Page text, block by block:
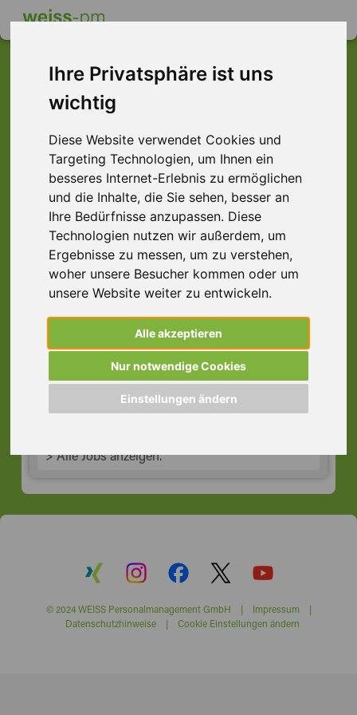
Ihre Privatsphäre ist uns
wichtig
Diese Website verwendet Cookies und
Targeting Technologien, um Ihnen ein
besseres Internet-Erlebnis zu ermöglichen
und die Inhalte, die Sie sehen, besser an
Ihre Bedürfnisse anzupassen. Diese
Technologien nutzen wir außerdem, um
Ergebnisse zu messen, um zu verstehen,
woher unsere Besucher kommen oder um
unsere Website weiter zu entwickeln.
Alle akzeptieren
Nur notwendige Cookies
Einstellungen ändern
Dieser Job ist leider
nicht mehr verfügbar ...
... aber vielleicht ist hier etwas dabei:
Office-Manager (m/w/d) Bürokraft, Langen
63225 Langen (Hessen)
> Alle Jobs anzeigen.
© 2024 WEISS Personalmanagement GmbH | Impressum|
Datenschutzhinweise| Cookie Einstellungen ändern